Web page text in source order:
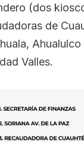
(dos
de
Valles.